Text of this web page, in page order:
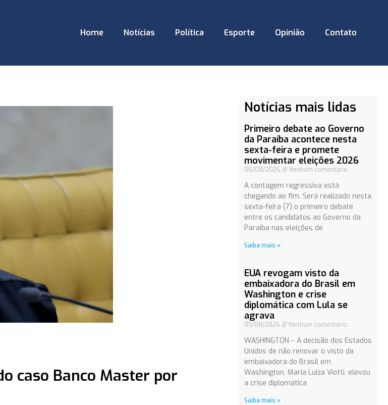
Home Notícias Política Esporte Opinião Contato
caso Banco Master por
Notícias mais lidas
Primeiro debate ao Governo
da Paraíba acontece nesta
sexta-feira e promete
movimentar eleições 2026
06/08/2026 Nenhum comentário
A contagem regressiva está
chegando ao fim. Será realizado nesta
sexta-feira (7) o primeiro debate
entre os candidatos ao Governo da
Paraíba nas eleições de
Saiba mais »
EUA revogam visto da
embaixadora do Brasil em
Washington e crise
diplomática com Lula se
agrava
05/08/2026 Nenhum comentário
WASHINGTON – A decisão dos Estados
Unidos de não renovar o visto da
embaixadora do Brasil em
Washington, Maria Luiza Viotti, elevou
a crise diplomática
Saiba mais »